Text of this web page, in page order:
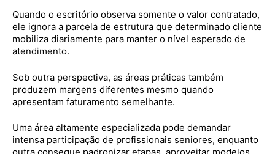
Quando o escritório observa somente o valor contratado,
ele ignora a parcela de estrutura que determinado cliente
mobiliza diariamente para manter o nível esperado de
atendimento.
Sob outra perspectiva, as áreas práticas também
produzem margens diferentes mesmo quando
apresentam faturamento semelhante.
Uma área altamente especializada pode demandar
intensa participação de profissionais seniores, enquanto